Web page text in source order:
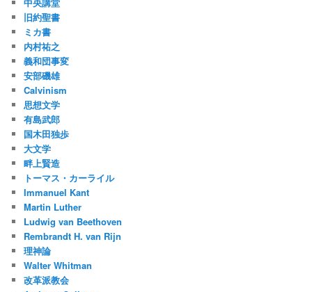
旧約聖書
ミカ書
内村祐之
義和団事変
安部磯雄
Calvinism
思想文学
有島武郎
国木田独歩
大文学
畔上賢造
トーマス・カーライル
Immanuel Kant
Martin Luther
Ludwig van Beethoven
Rembrandt H. van Rijn
理神論
Walter Whitman
改革派教会